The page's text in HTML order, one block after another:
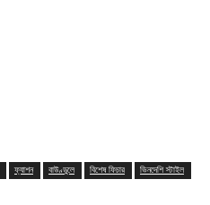
ফ্যাশন বাউণ্ডুলে বিশেষ ফিচার
ভিনদেশি স্টাইল